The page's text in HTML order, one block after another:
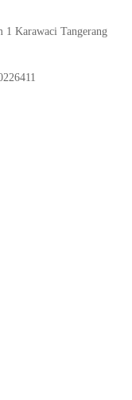
Karawaci Tangerang